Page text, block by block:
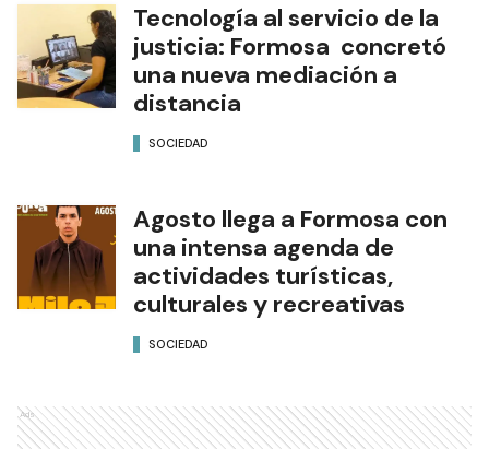
Tecnología al servicio de la
justicia: Formosa concretó
una nueva mediación a
distancia
SOCIEDAD
Agosto llega a Formosa con
una intensa agenda de
actividades turísticas,
culturales y recreativas
SOCIEDAD
Ads